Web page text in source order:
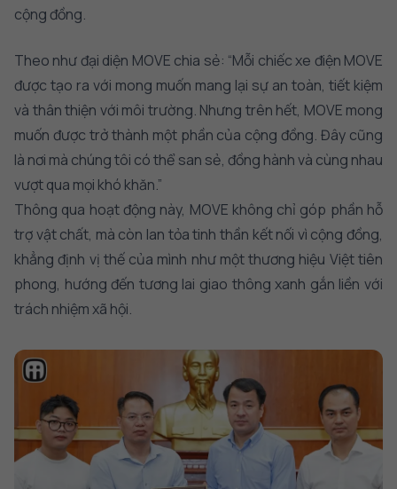
cộng đồng.
Theo như đại diện MOVE chia sẻ: “Mỗi chiếc xe điện MOVE
được tạo ra với mong muốn mang lại sự an toàn, tiết kiệm
và thân thiện với môi trường. Nhưng trên hết, MOVE mong
muốn được trở thành một phần của cộng đồng. Đây cũng
là nơi mà chúng tôi có thể san sẻ, đồng hành và cùng nhau
vượt qua mọi khó khăn.”
Thông qua hoạt động này, MOVE không chỉ góp phần hỗ
trợ vật chất, mà còn lan tỏa tinh thần kết nối vì cộng đồng,
khẳng định vị thế của mình như một thương hiệu Việt tiên
phong, hướng đến tương lai giao thông xanh gắn liền với
trách nhiệm xã hội.